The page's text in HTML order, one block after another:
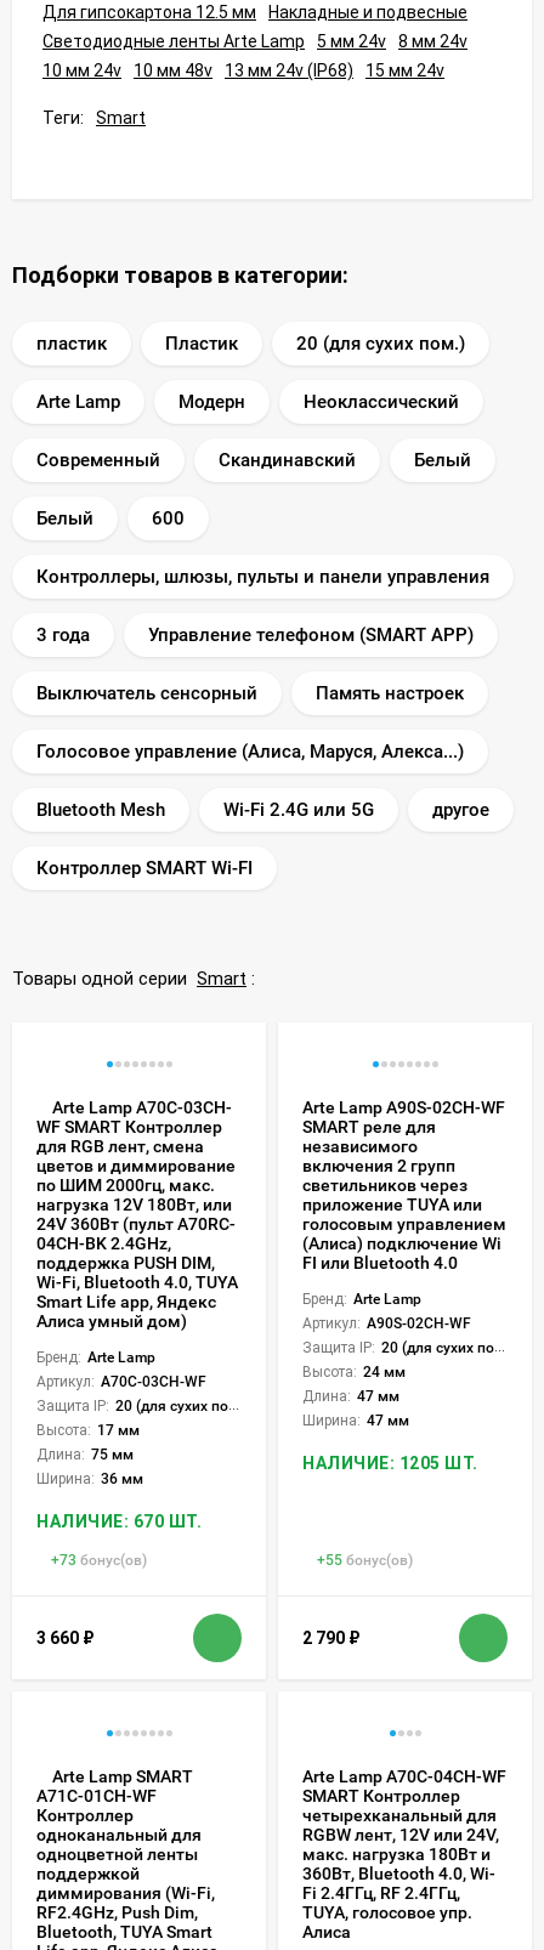
Для гипсокартона 12.5 мм
Накладные и подвесные
Светодиодные ленты Arte Lamp
5 мм 24v
8 мм 24v
10 мм 24v
10 мм 48v 13 мм 24v (IP68) 15 мм 24v
Теги: Smart
Подборки товаров в категории:
пластик Пластик 20 (для сухих пом.)
Arte Lamp Модерн Неоклассический
Современный Скандинавский Белый
Белый 600
Контроллеры, шлюзы, пульты и панели управления
3 года Управление телефоном (SMART APP)
Выключатель сенсорный Память настроек
Голосовое управление (Алиса, Маруся, Алекса...)
Bluetooth Mesh Wi-Fi 2.4G или 5G другое
Контроллер SMART Wi-FI
Товары одной серии Smart :
Arte Lamp A70C-03CH-
WF SMART Контроллер
для RGB лент, смена
цветов и диммирование
по ШИМ 2000гц, макс.
нагрузка 12V 180Вт, или
24V 360Вт (пульт A70RC-
04CH-BK 2.4GHz,
поддержка PUSH DIM,
Wi-Fi, Bluetooth 4.0, TUYA
Smart Life app, Яндекс
Алиса умный дом)
Бренд: Arte Lamp
Артикул: A70C-03CH-WF
Защита IP: 20 (для сухих пом.)
Высота: 17 мм
Длина: 75 мм
Ширина: 36 мм
НАЛИЧИЕ: 670 ШТ.
+73 бонус(ов)
3 660 ₽
Arte Lamp A90S-02CH-WF
SMART реле для
независимого
включения 2 групп
светильников через
приложение TUYA или
голосовым управлением
(Алиса) подключение Wi
FI или Bluetooth 4.0
Бренд: Arte Lamp
Артикул: A90S-02CH-WF
Защита IP: 20 (для сухих пом.)
Высота: 24 мм
Длина: 47 мм
Ширина: 47 мм
НАЛИЧИЕ: 1205 ШТ.
+55 бонус(ов)
2 790 ₽
Arte Lamp SMART
A71C-01CH-WF
Контроллер
одноканальный для
одноцветной ленты
поддержкой
диммирования (Wi-Fi,
RF2.4GHz, Push Dim,
Bluetooth, TUYA Smart
Arte Lamp A70C-04CH-WF
SMART Контроллер
четырехканальный для
RGBW лент, 12V или 24V,
макс. нагрузка 180Вт и
360Вт, Bluetooth 4.0, Wi-
Fi 2.4ГГц, RF 2.4ГГц,
TUYA, голосовое упр.
Алиса